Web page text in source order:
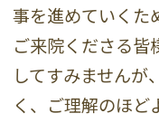
事を進めていくた
ご来院くださる皆
してすみませんが
く、ご理解のほ